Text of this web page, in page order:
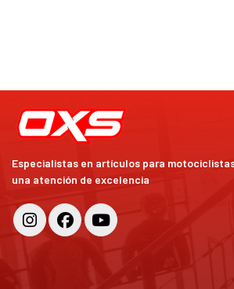
Especialistas en artículos para
una atención de excelencia